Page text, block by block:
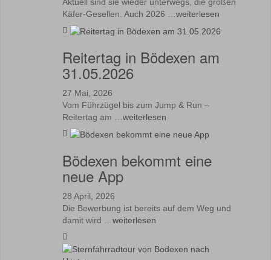
Käfer-Gesellen. Auch 2026 … weiterlesen
Reitertag in Bödexen am
31.05.2026
27 Mai, 2026
Vom Führzügel bis zum Jump & Run –
Reitertag am … weiterlesen
Bödexen bekommt eine
neue App
28 April, 2026
Die Bewerbung ist bereits auf dem Weg und
damit wird …weiterlesen